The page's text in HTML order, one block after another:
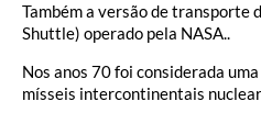
Também a versão de transporte
Shuttle) operado pela NASA..
Nos anos 70 foi considerada
mísseis intercontinentais